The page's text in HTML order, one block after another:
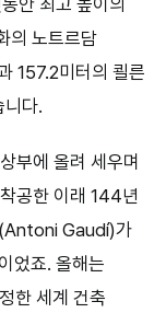
의 노트르담
157.2미터의 쾰른
다.
부에 올려 세우며
공한 이래 144년
(Antoni Gaudí)가
었죠. 올해는
한 세계 건축